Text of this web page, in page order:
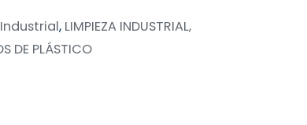
, LIMPIEZA INDUSTRIAL,
DE PLÁSTICO